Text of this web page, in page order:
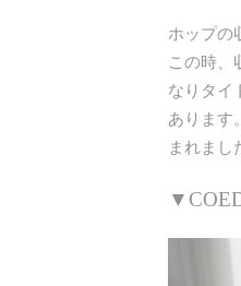
ホップの
この時、
なりタイ
あります
まれまし